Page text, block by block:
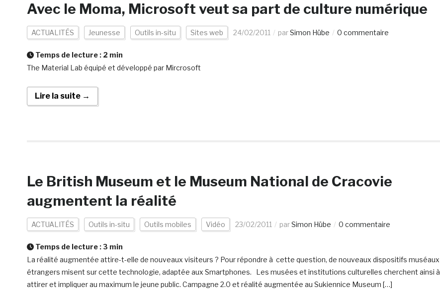
Avec le Moma, Microsoft veut sa part de culture numérique
ACTUALITÉS Jeunesse Outils in-situ Sites web 24/02/2011 parSimon Hübe 0 commentaire
Temps de lecture : 2 min
The Material Lab équipé et développé par Mircrosoft
Lire la suite →
Le British Museum et le Museum National de Cracovie
augmentent la réalité
ACTUALITÉS Outils in-situ Outils mobiles Vidéo 23/02/2011 parSimon Hübe 0 commentaire
Temps de lecture : 3 min
La réalité augmentée attire-t-elle de nouveaux visiteurs ? Pour répondre à cette question, de nouveaux dispositifs muséaux
étrangers misent sur cette technologie, adaptée aux Smartphones. Les musées et institutions culturelles cherchent ainsi à
attirer et impliquer au maximum le jeune public. Campagne 2.0 et réalité augmentée au Sukiennice Museum […]